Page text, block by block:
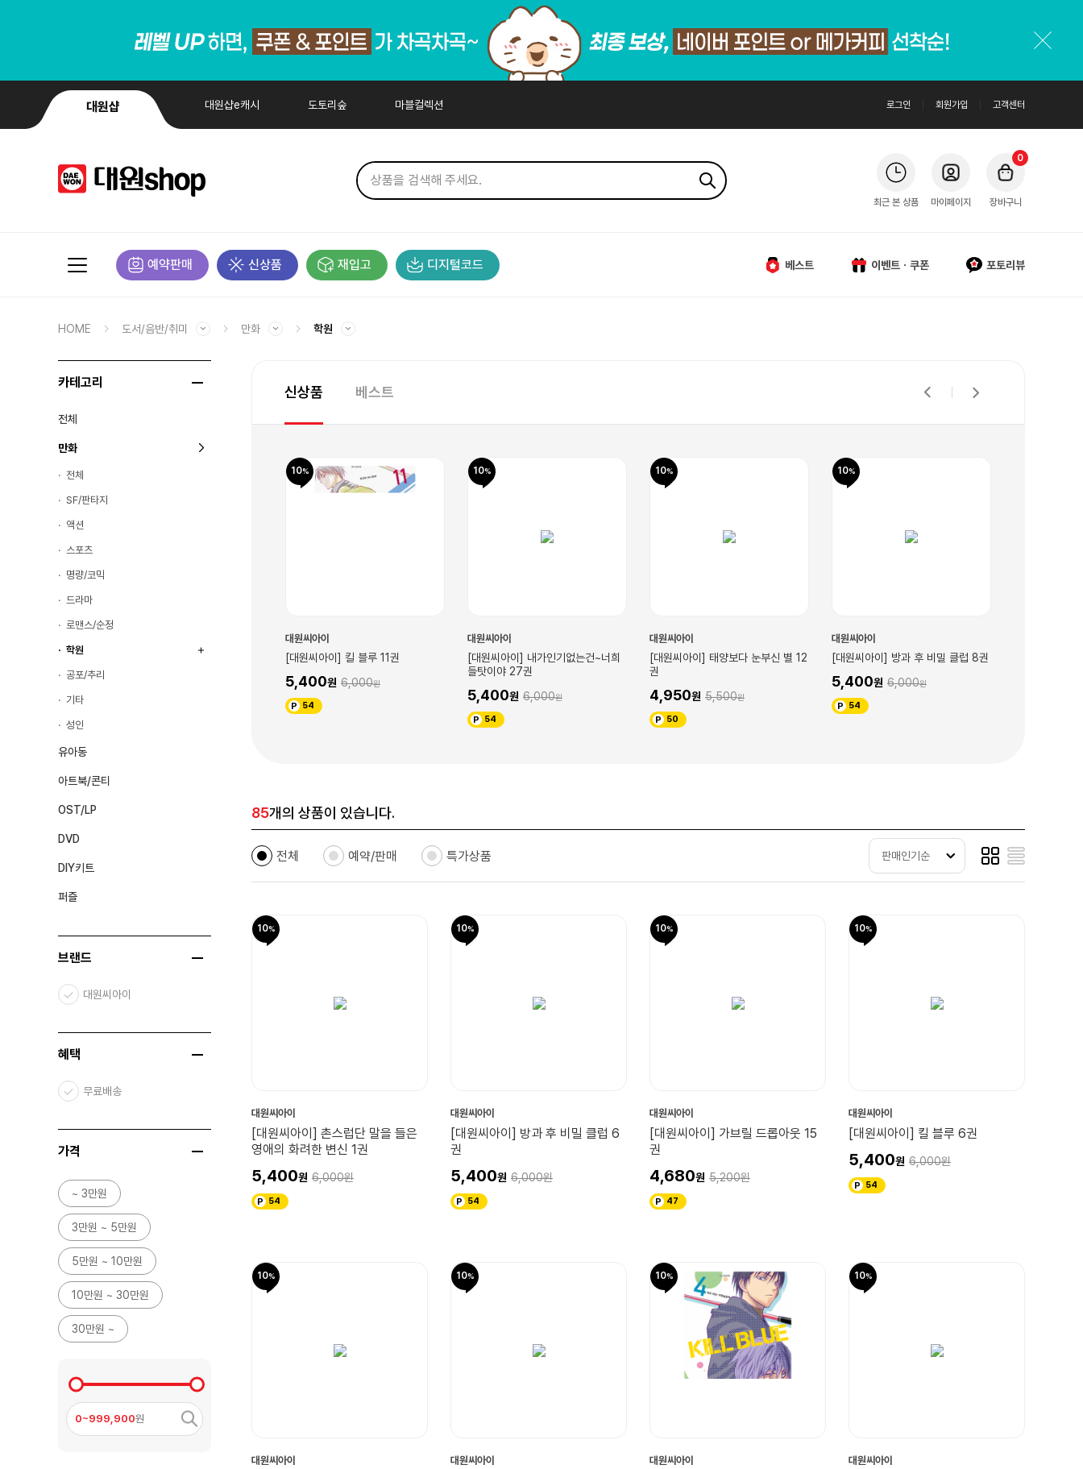
대원샵 대원샵e캐시 도토리숲 마블컬렉션 로그인 회원가입 고객센터
최근 본 상품 마이페이지 장바구니
0
예약판매 신상품 재입고 디지털코드 베스트 이벤트ㆍ쿠폰 포토리뷰
HOME 도서/음반/취미 만화 학원
카테고리
전체
만화
전체
SF/판타지
액션
스포츠
명량/코믹
드라마
로맨스/순정
학원
공포/추리
기타
성인
유아동
아트북/콘티
OST/LP
DVD
DIY키트
퍼즐
브랜드
대원씨아이
혜택
무료배송
가격
~ 3만원
3만원 ~ 5만원
5만원 ~ 10만원
10만원 ~ 30만원
30만원 ~
0~999,900원
신상품 베스트
[대원씨아이] 킬 블루 12권
5,400
10
대원씨아이
[대원씨아이] 킬 블루 11권
5,400 6,000
54
10
대원씨아이
[대원씨아이] 내가인기없는건~너희
들탓이야 27권
5,400 6,000
54
10
대원씨아이
[대원씨아이] 태양보다 눈부신 별 12
권
4,950 5,500
50
10
대원씨아이
[대원씨아이] 방과 후 비밀 클럽 8권
5,400 6,000
54
85개의 상품이 있습니다.
전체 예약/판매 특가상품 판매인기순
10
대원씨아이
[대원씨아이] 촌스럽단 말을 들은
영애의 화려한 변신 1권
5,400 6,000
54
10
대원씨아이
[대원씨아이] 방과 후 비밀 클럽 6
권
5,400 6,000
54
10
대원씨아이
[대원씨아이] 가브릴 드롭아웃 15
권
4,680 5,200
47
10
대원씨아이
[대원씨아이] 킬 블루 6권
5,400 6,000
54
10
대원씨아이
10
대원씨아이
10
대원씨아이
10
대원씨아이